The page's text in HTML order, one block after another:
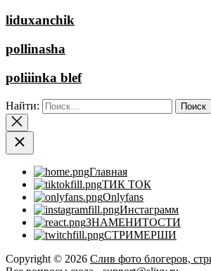
liduxanchik
pollinasha
poliiinka blef
Найти:
Главная
ТИК ТОК
Onlyfans
Инстаграмм
ЗНАМЕНИТОСТИ
СТРИМЕРШИ
Copyright © 2026 Слив фото блогеров,